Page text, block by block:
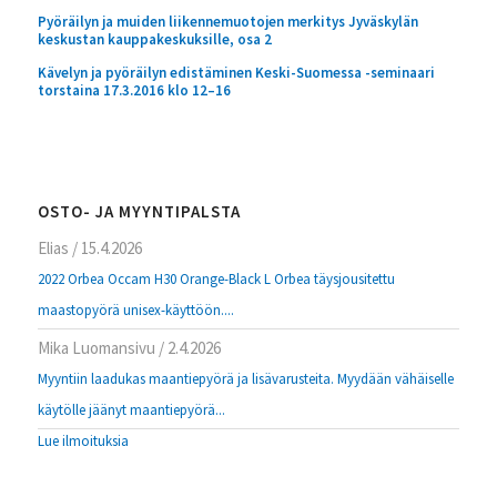
Pyöräilyn ja muiden liikennemuotojen merkitys Jyväskylän
keskustan kauppakeskuksille, osa 2
Kävelyn ja pyöräilyn edistäminen Keski-Suomessa -seminaari
torstaina 17.3.2016 klo 12–16
OSTO- JA MYYNTIPALSTA
Elias / 15.4.2026
2022 Orbea Occam H30 Orange-Black L Orbea täysjousitettu
maastopyörä unisex-käyttöön....
Mika Luomansivu / 2.4.2026
Myyntiin laadukas maantiepyörä ja lisävarusteita. Myydään vähäiselle
käytölle jäänyt maantiepyörä...
Lue ilmoituksia